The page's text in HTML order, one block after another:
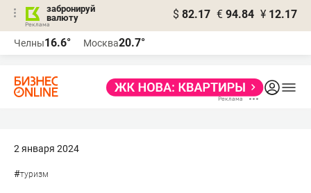
забронируй
валюту
$ 82.17 € 94.84 ¥ 12.17
Челны16.6° Москва20.7°
2 января 2024
#туризм